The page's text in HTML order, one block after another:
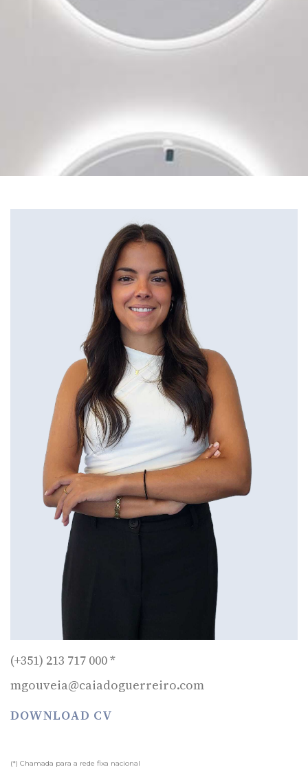
(+351) 213 717 000 *
mgouveia@caiadoguerreiro.com
DOWNLOAD CV
(*) Chamada para a rede fixa nacional